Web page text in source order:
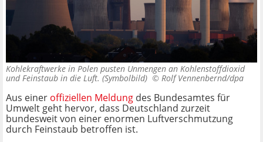
Kohlekraftwerke in Polen pusten Unmengen an Kohlenstoffdioxid
und Feinstaub in die Luft. (Symbolbild) © Rolf Vennenbernd/dpa
Aus einer offiziellen Meldung des Bundesamtes für
Umwelt geht hervor, dass Deutschland zurzeit
bundesweit von einer enormen Luftverschmutzung
durch Feinstaub betroffen ist.